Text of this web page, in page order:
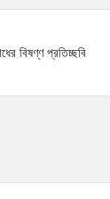
বিষণ্ণ প্রতিচ্ছবি